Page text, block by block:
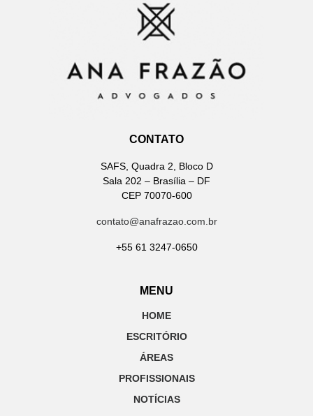
CONTATO
SAFS, Quadra 2, Bloco D
Sala 202 – Brasília – DF
CEP 70070-600
contato@anafrazao.com.br
+55 61 3247-0650
MENU
HOME
ESCRITÓRIO
ÁREAS
PROFISSIONAIS
NOTÍCIAS